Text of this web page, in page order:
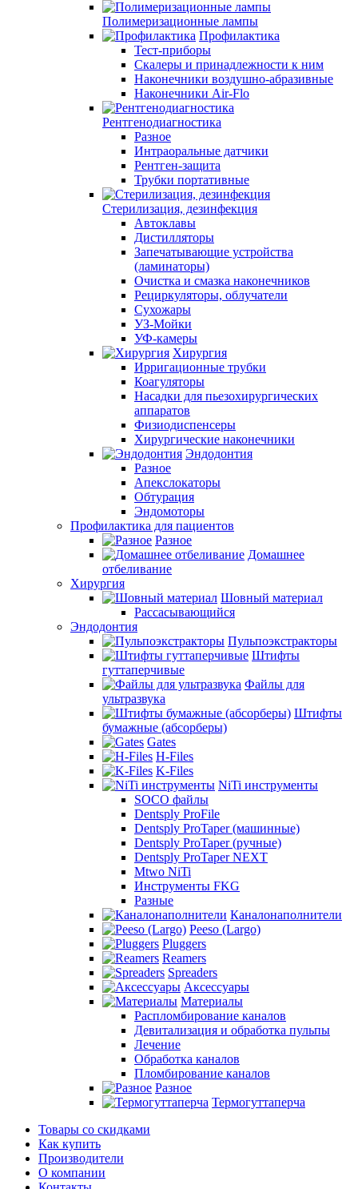
Полимеризационные лампы
Профилактика
Тест-приборы
Скалеры и принадлежности к ним
Наконечники воздушно-абразивные
Наконечники Air-Flo
Рентгенодиагностика
Разное
Интраоральные датчики
Рентген-защита
Трубки портативные
Стерилизация, дезинфекция
Автоклавы
Дистилляторы
Запечатывающие устройства
(ламинаторы)
Очистка и смазка наконечников
Рециркуляторы, облучатели
Сухожары
УЗ-Мойки
УФ-камеры
Хирургия
Ирригационные трубки
Коагуляторы
Насадки для пьезохирургических
аппаратов
Физиодиспенсеры
Хирургические наконечники
Эндодонтия
Разное
Апекслокаторы
Обтурация
Эндомоторы
Профилактика для пациентов
Разное
Домашнее
отбеливание
Хирургия
Шовный материал
Рассасывающийся
Эндодонтия
Пульпоэкстракторы
Штифты
гуттаперчивые
Файлы для
ультразвука
Штифты
бумажные (абсорберы)
Gates
H-Files
K-Files
NiTi инструменты
SOCO файлы
Dentsply ProFile
Dentsply ProTaper (машинные)
Dentsply ProTaper (ручные)
Dentsply ProTaper NEXT
Mtwo NiTi
Инструменты FKG
Разные
Каналонаполнители
Peeso (Largo)
Pluggers
Reamers
Spreaders
Аксессуары
Материалы
Распломбирование каналов
Девитализация и обработка пульпы
Лечение
Обработка каналов
Пломбирование каналов
Разное
Термогуттаперча
Товары со скидками
Как купить
Производители
О компании